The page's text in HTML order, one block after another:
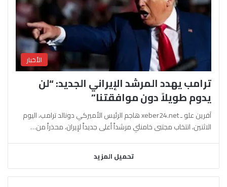
الأخبار
ترامب يهدد المرشد الإيراني الجديد: “لن
يدوم طويلاً دون موافقتنا”
آفرين علو ـ xeber24.net هاجم الرئيس الأميركي دونالد ترامب، اليوم
الاثنين، انتخاب مجتبى خامنئي مرشداً أعلى جديداً لإيران، محذراً من…
تحميل المزيد